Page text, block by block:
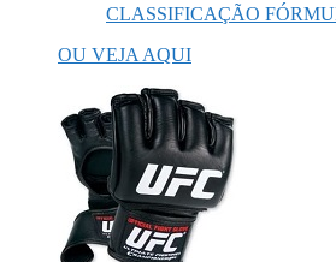
CLASSIFICAÇÃO
OU VEJA AQUI